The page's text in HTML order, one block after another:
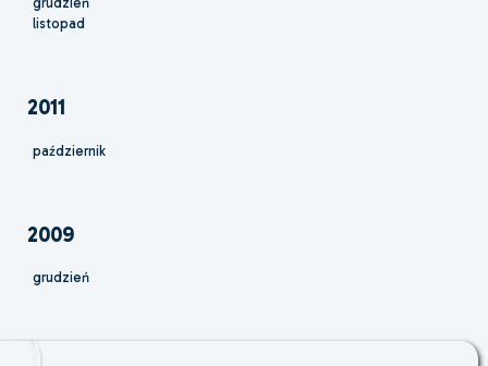
listopad
2011
październik
2009
grudzień